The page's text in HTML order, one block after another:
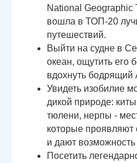
National Geographic
вошла в ТОП-20
путешествий.
Выйти на судне в
океан, ощутить его
вдохнуть бодрящий
Увидеть изобилие
дикой природе:
тюлени, нерпы -
которые проявляют
и дают возможность
Посетить